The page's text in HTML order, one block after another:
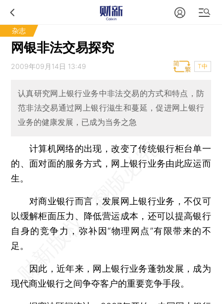
杂志
网银非法交易探究
2009年09月14日 13:49 T中
认真研究网上银行业务中非法交易的方式和特点，防
范非法交易通过网上银行滋生和蔓延，促进网上银行
业务的健康发展，已成为当务之急
计算机网络的出现，改变了传统银行柜台单一
的、面对面的服务方式，网上银行业务由此应运而
生。
对商业银行而言，发展网上银行业务，不仅可
以缓解柜面压力、降低营运成本，还可以提高银行
自身的竞争力，弥补因“物理网点”有限带来的不
足。
因此，近年来，网上银行业务蓬勃发展，成为
现代商业银行之间争夺客户的重要竞争手段。